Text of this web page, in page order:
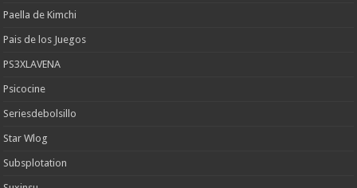
Paella de Kimchi
Pais de los Juegos
PS3XLAVENA
Psicocine
Seriesdebolsillo
Star Wlog
Subsplotation